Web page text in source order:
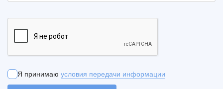
Я принимаю условия передачи информации